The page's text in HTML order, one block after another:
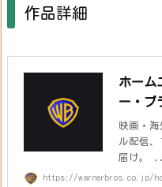
作品詳細
ホーム
ー・ブ
映画・海
ル配信、
届け。
https://warnerbros.co.jp/